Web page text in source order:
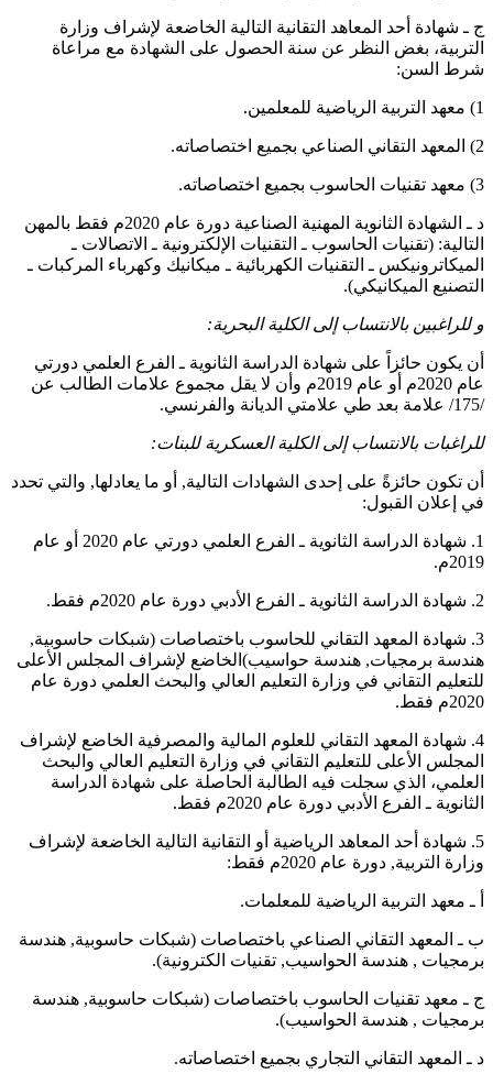
ج ـ شهادة أحد المعاهد التقانية التالية الخاضعة لإشراف وزارة
التربية، بغض النظر عن سنة الحصول على الشهادة مع مراعاة
شرط السن:
1) معهد التربية الرياضية للمعلمين.
2) المعهد التقاني الصناعي بجميع اختصاصاته.
3) معهد تقنيات الحاسوب بجميع اختصاصاته.
د ـ الشهادة الثانوية المهنية الصناعية دورة عام 2020م فقط بالمهن
التالية: (تقنيات الحاسوب ـ التقنيات الإلكترونية ـ الاتصالات ـ
الميكاترونيكس ـ التقنيات الكهربائية ـ ميكانيك وكهرباء المركبات ـ
التصنيع الميكانيكي).
و للراغبين بالانتساب إلى الكلية البحرية:
أن يكون حائزاً على شهادة الدراسة الثانوية ـ الفرع العلمي دورتي
عام 2020م أو عام 2019م وأن لا يقل مجموع علامات الطالب عن
/175/ علامة بعد طي علامتي الديانة والفرنسي.
للراغبات بالانتساب إلى الكلية العسكرية للبنات:
أن تكون حائزةً على إحدى الشهادات التالية, أو ما يعادلها, والتي تحدد
في إعلان القبول:
1. شهادة الدراسة الثانوية ـ الفرع العلمي دورتي عام 2020 أو عام
2019م.
2. شهادة الدراسة الثانوية ـ الفرع الأدبي دورة عام 2020م فقط.
3. شهادة المعهد التقاني للحاسوب باختصاصات (شبكات حاسوبية,
هندسة برمجيات, هندسة حواسيب)الخاضع لإشراف المجلس الأعلى
للتعليم التقاني في وزارة التعليم العالي والبحث العلمي دورة عام
2020م فقط.
4. شهادة المعهد التقاني للعلوم المالية والمصرفية الخاضع لإشراف
المجلس الأعلى للتعليم التقاني في وزارة التعليم العالي والبحث
العلمي، الذي سجلت فيه الطالبة الحاصلة على شهادة الدراسة
الثانوية ـ الفرع الأدبي دورة عام 2020م فقط.
5. شهادة أحد المعاهد الرياضية أو التقانية التالية الخاضعة لإشراف
وزارة التربية, دورة عام 2020م فقط:
أ ـ معهد التربية الرياضية للمعلمات.
ب ـ المعهد التقاني الصناعي باختصاصات (شبكات حاسوبية, هندسة
برمجيات , هندسة الحواسيب, تقنيات الكترونية).
ج ـ معهد تقنيات الحاسوب باختصاصات (شبكات حاسوبية, هندسة
برمجيات , هندسة الحواسيب).
د ـ المعهد التقاني التجاري بجميع اختصاصاته.